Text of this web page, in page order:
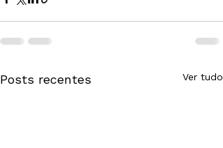
Posts recentes Ver tudo